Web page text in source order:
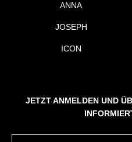
ANNA
JOSEPH
ICON
JETZT ANMELDEN UND